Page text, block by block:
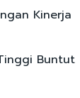
Kinerja
Buntut